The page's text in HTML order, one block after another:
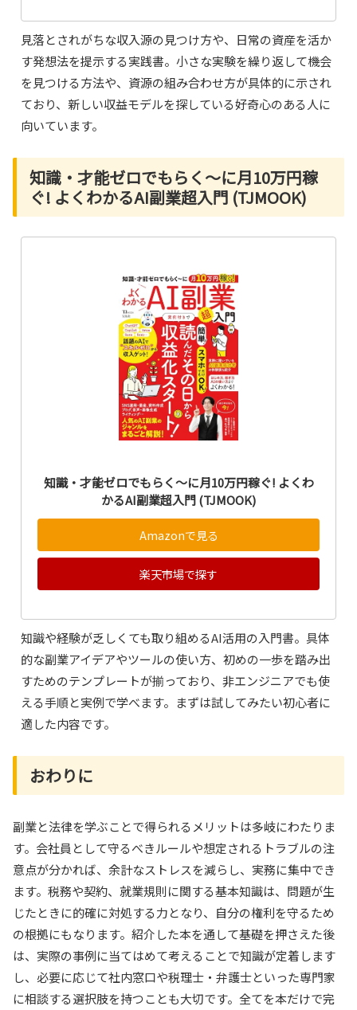
見落とされがちな収入源の見つけ方や、日常の資産を活か
す発想法を提示する実践書。小さな実験を繰り返して機会
を見つける方法や、資源の組み合わせ方が具体的に示され
ており、新しい収益モデルを探している好奇心のある人に
向いています。
知識・才能ゼロでもらく～に月10万円稼
ぐ! よくわかるAI副業超入門 (TJMOOK)
知識・才能ゼロでもらく～に月10万円稼ぐ! よくわ
かるAI副業超入門 (TJMOOK)
Amazonで見る
楽天市場で探す
知識や経験が乏しくても取り組めるAI活用の入門書。具体
的な副業アイデアやツールの使い方、初めの一歩を踏み出
すためのテンプレートが揃っており、非エンジニアでも使
える手順と実例で学べます。まずは試してみたい初心者に
適した内容です。
おわりに
副業と法律を学ぶことで得られるメリットは多岐にわたりま
す。会社員として守るべきルールや想定されるトラブルの注
意点が分かれば、余計なストレスを減らし、実務に集中でき
ます。税務や契約、就業規則に関する基本知識は、問題が生
じたときに的確に対処する力となり、自分の権利を守るため
の根拠にもなります。紹介した本を通して基礎を押さえた後
は、実際の事例に当てはめて考えることで知識が定着します
し、必要に応じて社内窓口や税理士・弁護士といった専門家
に相談する選択肢を持つことも大切です。全てを本だけで完